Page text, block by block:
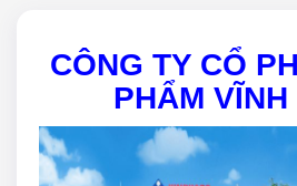
CÔNG TY CỔ
PHẨM VĨNH